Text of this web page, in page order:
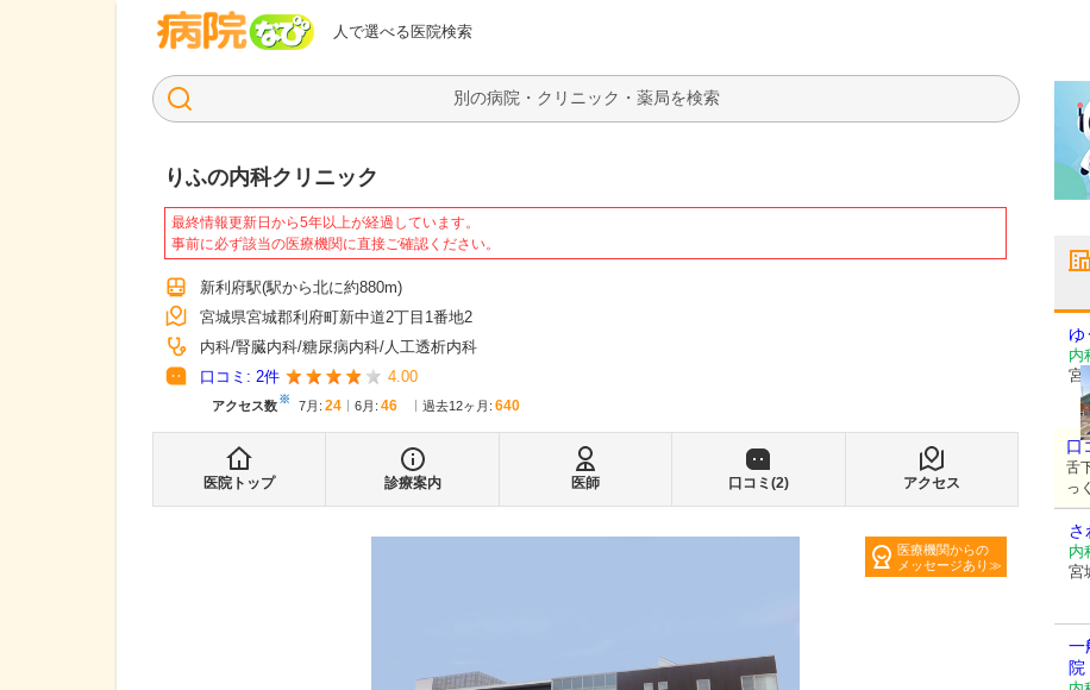
人で選べる医院検索
病院なび
検索
りふの内科クリニック
最終情報更新日から5年以上が経過しています。
事前に必ず該当の医療機関に直接ご確認ください。
新利府駅(駅から北に約880m)
宮城県宮城郡利府町新中道2丁目1番地2
内科 腎臓内科 糖尿病内科 人工透析内科
口コミ: 2件 4.00
アクセス数※ 7月 : 24 6月 : 46 過去12ヶ月: 640
医院トップ 診療案内 医師 口コミ(2) アクセス
医療機関からの
メッセージあり
ゆ
内
宮
口
舌
っ
さ
内
宮
一
院